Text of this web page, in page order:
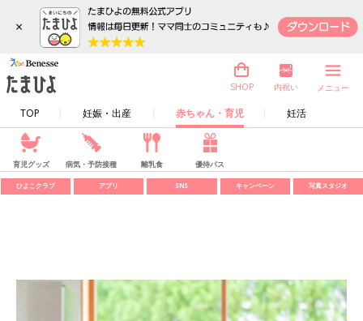
×
TOP 妊娠・出産 赤ちゃん・育児 妊活
SHOP 内祝い メニュー
育児グッズ 病気・予防接種 離乳食 優待パス
ひよこクラブ アプリ SNS キャンペーン 写真スタジオ